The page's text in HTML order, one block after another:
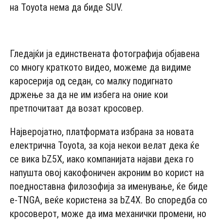
на Toyota нема да биде SUV.
Гледајќи ја единствената фотографија објавена
со многу краткото видео, можеме да видиме
каросерија од седан, со малку подигнато
држење за да не им избега на оние кои
претпочитаат да возат кросовер.
Најверојатно, платформата избрана за новата
електрична Toyota, за која некои велат дека ќе
се вика bZ5X, иако компанијата најави дека го
напушта овој какофоничен акроним во корист на
поедноставна филозофија за именување, ќе биде
e-TNGA, веќе користена за bZ4X. Во споредба со
кросоверот, може да има механички промени, но